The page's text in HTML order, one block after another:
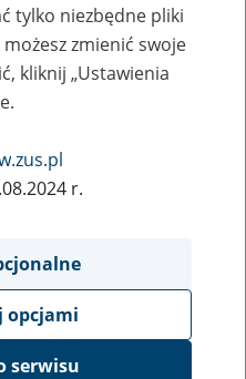
prof.
tylko niezbędne pliki
zmienić swoje
kliknij „Ustawienia
r.
opcjami
serwisu